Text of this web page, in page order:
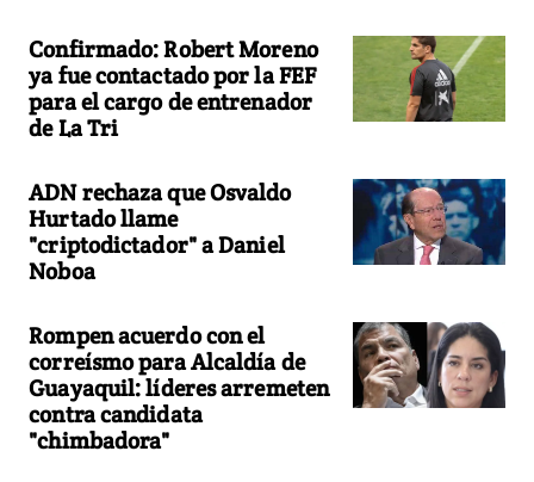
Confirmado: Robert Moreno
ya fue contactado por la FEF
para el cargo de entrenador
de La Tri
ADN rechaza que Osvaldo
Hurtado llame
"criptodictador" a Daniel
Noboa
Rompen acuerdo con el
correísmo para Alcaldía de
Guayaquil: líderes arremeten
contra candidata
"chimbadora"